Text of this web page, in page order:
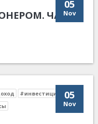
05
Nov
ЧАСТЬ
05
Nov
#инвестиции